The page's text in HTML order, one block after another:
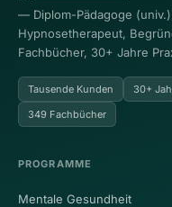
— Diplom-Pädagoge
Hypnosetherapeut,
Fachbücher, 30+ Jahre
Tausende Kunden 30+
349 Fachbücher
PROGRAMME
Mentale Gesundheit